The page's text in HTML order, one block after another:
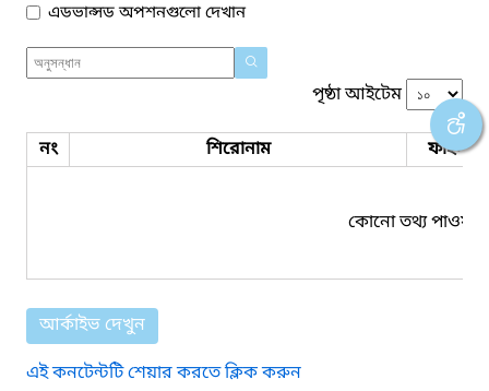
এডভান্সড অপশনগুলো দেখান
পৃষ্ঠা আইটেম
নং শিরোনাম ফাইল
কোনো তথ্য পাওয়া
আর্কাইভ দেখুন
এই কনটেন্টটি শেয়ার করতে ক্লিক করুন